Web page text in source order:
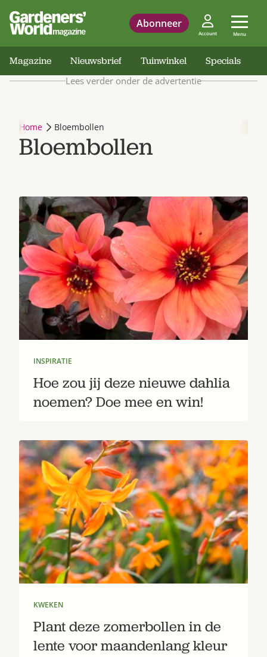
Abonneer
Account Menu
Zoek
Gardeners’ World 08/2026
Bestel nu
Abonneer
Magazine Nieuwsbrief Tuinwinkel Specials
Lees verder onder de advertentie
Home Bloembollen
Bloembollen
INSPIRATIE
Hoe zou jij deze nieuwe dahlia
noemen? Doe mee en win!
KWEKEN
Plant deze zomerbollen in de
lente voor maandenlang kleur